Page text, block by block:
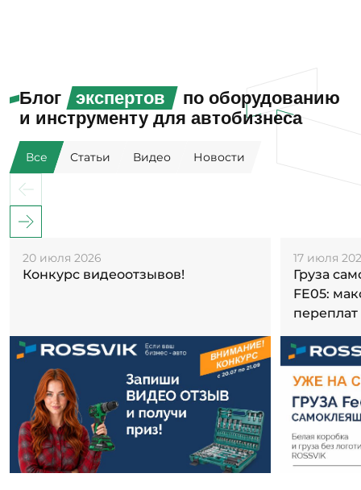
Блог экспертов
по оборудованию
и инструменту для автобизнеса
Все Статьи Видео Новости
20 июля 2026
Конкурс видеоотзывов!
17 июля
Груза
FE05:
переплат